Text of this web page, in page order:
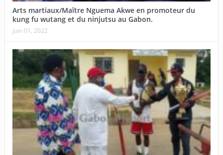
Arts martiaux/Maître Nguema Akwe en promoteur du
kung fu wutang et du ninjutsu au Gabon.
juin 01, 2022